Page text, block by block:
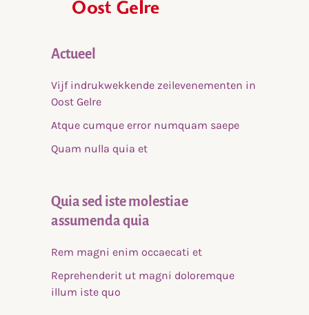
Actueel
Vijf indrukwekkende zeilevenementen in
Oost Gelre
Atque cumque error numquam saepe
Quam nulla quia et
Quia sed iste molestiae
assumenda quia
Rem magni enim occaecati et
Reprehenderit ut magni doloremque
illum iste quo